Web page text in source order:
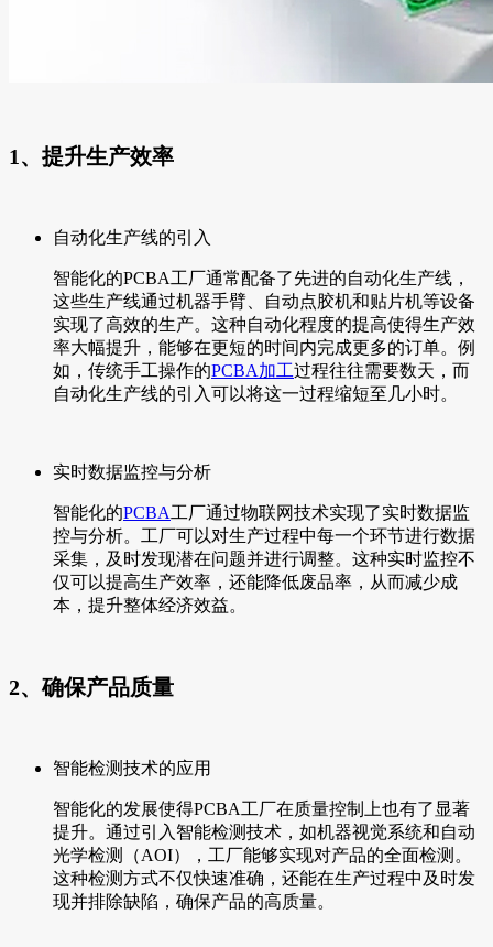
1、提升生产效率
自动化生产线的引入
智能化的PCBA工厂通常配备了先进的自动化生产线，
这些生产线通过机器手臂、自动点胶机和贴片机等设备
实现了高效的生产。这种自动化程度的提高使得生产效
率大幅提升，能够在更短的时间内完成更多的订单。例
如，传统手工操作的PCBA加工过程往往需要数天，而
自动化生产线的引入可以将这一过程缩短至几小时。
实时数据监控与分析
智能化的PCBA工厂通过物联网技术实现了实时数据监
控与分析。工厂可以对生产过程中每一个环节进行数据
采集，及时发现潜在问题并进行调整。这种实时监控不
仅可以提高生产效率，还能降低废品率，从而减少成
本，提升整体经济效益。
2、确保产品质量
智能检测技术的应用
智能化的发展使得PCBA工厂在质量控制上也有了显著
提升。通过引入智能检测技术，如机器视觉系统和自动
光学检测（AOI），工厂能够实现对产品的全面检测。
这种检测方式不仅快速准确，还能在生产过程中及时发
现并排除缺陷，确保产品的高质量。